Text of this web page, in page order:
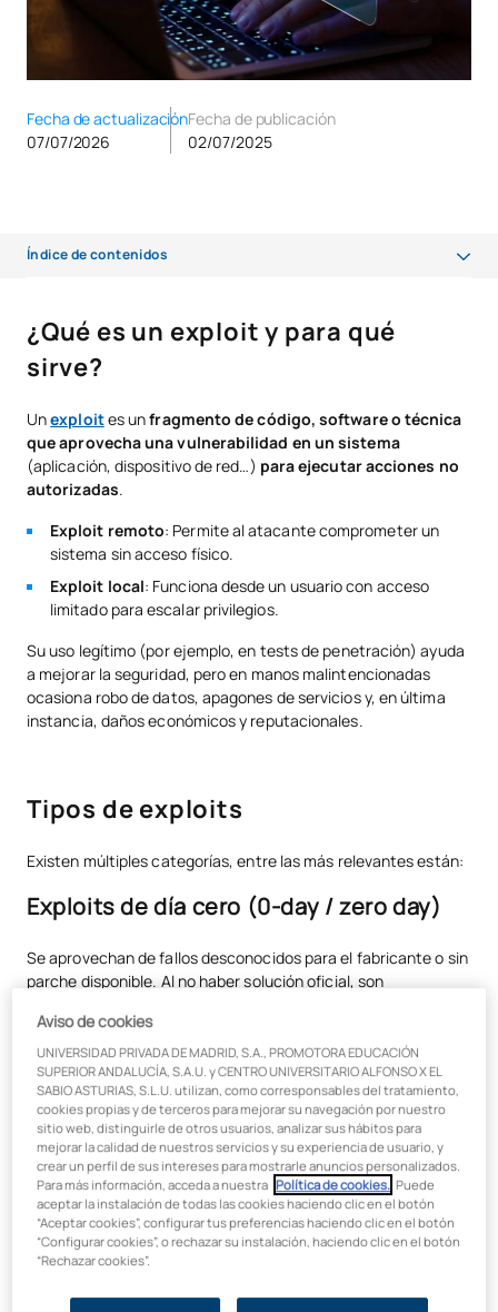
Fecha de actualización
07/07/2026
Fecha de publicación
02/07/2025
Índice de contenidos
Tipos de exploits
Exploit kits (exploitkit)
Data exploit
Exploits en dispositivos y servicios
Exploits en aplicaciones móviles y web
Exploits en videojuegos
Ejemplos célebres: EternalBlue y BlueKeep
Exploit vs. Payload
¿Qué es la protección anti-exploit?
Control de integridad
Prevención de ejecución de datos (DEP)
Aleatorización del layout del espacio de direcciones (ASLR)
Hacker vs. Exploiter
Delito de exploit
Haz del cibercrimen tu oportunidad profesional
¿Qué es un exploit y para qué
sirve?
Unexploites unfragmento de código, software o técnica
que aprovecha una vulnerabilidad en un sistema
(aplicación, dispositivo de red…) para ejecutar acciones no
autorizadas.
Exploit remoto: Permite al atacante comprometer un
sistema sin acceso físico.
Exploit local: Funciona desde un usuario con acceso
limitado para escalar privilegios.
Su uso legítimo (por ejemplo, en tests de penetración) ayuda
a mejorar la seguridad, pero en manos malintencionadas
ocasiona robo de datos, apagones de servicios y, en última
instancia, daños económicos y reputacionales.
Tipos de exploits
Existen múltiples categorías, entre las más relevantes están:
Exploits de día cero (0-day / zero day)
Se aprovechan de fallos desconocidos para el fabricante o sin
parche disponible. Al no haber solución oficial, son
Exploit kits (exploitkit)
Paquetes automatizados que combinan varios exploits y
payloads para infectar al mayor número posible de víctimas.
Data exploit
Ataca directamente bases de datos (como dbexploit para
MySQL) para extraer información confidencial.
Exploits en dispositivos y servicios
Aviso de cookies
UNIVERSIDAD PRIVADA DE MADRID, S.A., PROMOTORA EDUCACIÓN
SUPERIOR ANDALUCÍA, S.A.U. y CENTRO UNIVERSITARIO ALFONSO X EL
SABIO ASTURIAS, S.L.U. utilizan, como corresponsables del tratamiento,
cookies propias y de terceros para mejorar su navegación por nuestro
sitio web, distinguirle de otros usuarios, analizar sus hábitos para
mejorar la calidad de nuestros servicios y su experiencia de usuario, y
crear un perfil de sus intereses para mostrarle anuncios personalizados.
Para más información, acceda a nuestra Política de cookies. . Puede
aceptar la instalación de todas las cookies haciendo clic en el botón
“Aceptar cookies”, configurar tus preferencias haciendo clic en el botón
“Configurar cookies”, o rechazar su instalación, haciendo clic en el botón
“Rechazar cookies”.